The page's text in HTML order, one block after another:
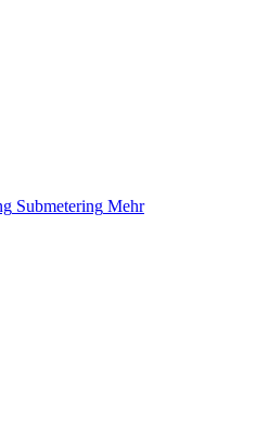
Submetering Mehr